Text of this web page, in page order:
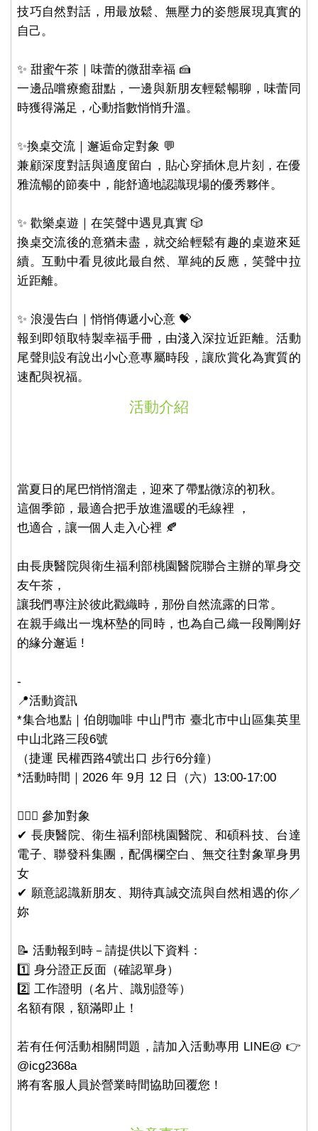
技巧自然對話，用最放鬆、無壓力的姿態展現真實的
自己。
✨ 甜蜜午茶｜味蕾的微甜幸福 🍰
一邊品嚐療癒甜點，一邊與新朋友輕鬆暢聊，味蕾同
時獲得滿足，心動指數悄悄升溫。
✨換桌交流｜邂逅命定對象 💬
兼顧深度對話與適度留白，貼心穿插休息片刻，在優
雅流暢的節奏中，能舒適地認識現場的優秀夥伴。
✨ 歡樂桌遊｜在笑聲中遇見真實 🎲
換桌交流後的意猶未盡，就交給輕鬆有趣的桌遊來延
續。互動中看見彼此最自然、單純的反應，笑聲中拉
近距離。
✨ 浪漫告白｜悄悄傳遞小心意 💝
報到即領取特製幸福手冊，由淺入深拉近距離。活動
尾聲則設有說出小心意專屬時段，讓欣賞化為實質的
速配與祝福。
活動介紹
當夏日的尾巴悄悄溜走，迎來了帶點微涼的初秋。
這個季節，最適合把手放進溫暖的毛線裡 ，
也適合，讓一個人走入心裡 🍂
由長庚醫院與衛生福利部桃園醫院聯合主辦的單身交
友午茶，
讓我們專注於彼此戳織時，那份自然流露的日常。
在親手織出一塊杯墊的同時，也為自己織一段剛剛好
的緣分邂逅 !
-
📍活動資訊
*集合地點｜伯朗咖啡 中山門市 臺北市中山區集英里
中山北路三段6號
（捷運 民權西路4號出口 步行6分鐘）
*活動時間｜2026 年 9月 12 日（六）13:00-17:00
👩‍❤️‍👨 參加對象
✔ 長庚醫院、衛生福利部桃園醫院、和碩科技、台達
電子、聯發科集團，配偶欄空白、無交往對象單身男
女
✔ 願意認識新朋友、期待真誠交流與自然相遇的你／
妳
📝 活動報到時－請提供以下資料：
1️⃣ 身分證正反面（確認單身）
2️⃣ 工作證明（名片、識別證等）
名額有限，額滿即止！
若有任何活動相關問題，請加入活動專用 LINE@ 👉
@icg2368a
將有客服人員於營業時間協助回覆您！